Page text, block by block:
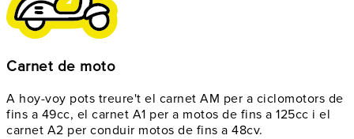
Carnet de moto
A hoy-voy pots treure't el carnet AM per a ciclomotors de
fins a 49cc, el carnet A1 per a motos de fins a 125cc i el
carnet A2 per conduir motos de fins a 48cv.